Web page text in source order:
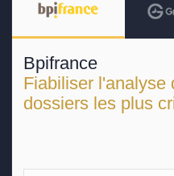
Bpifrance
Fiabiliser l'analyse
dossiers les plus